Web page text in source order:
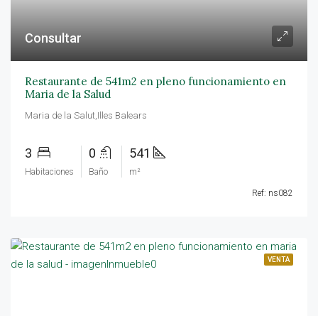
Consultar
Restaurante de 541m2 en pleno funcionamiento en
Maria de la Salud
Maria de la Salut,Illes Balears
3
Habitaciones
0
Baño
541
m²
Ref: ns082
VENTA